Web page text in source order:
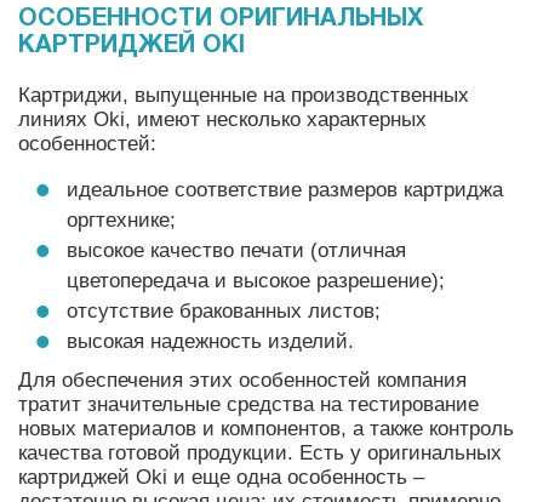
ОСОБЕННОСТИ ОРИГИНАЛЬНЫХ
КАРТРИДЖЕЙ OKI
Картриджи, выпущенные на производственных
линиях Oki, имеют несколько характерных
особенностей:
идеальное соответствие размеров картриджа
оргтехнике;
высокое качество печати (отличная
цветопередача и высокое разрешение);
отсутствие бракованных листов;
высокая надежность изделий.
Для обеспечения этих особенностей компания
тратит значительные средства на тестирование
новых материалов и компонентов, а также контроль
качества готовой продукции. Есть у оригинальных
картриджей Oki и еще одна особенность –